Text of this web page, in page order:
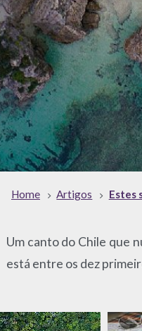
Home Artigos Estes
Um canto do Chile que
está entre os dez